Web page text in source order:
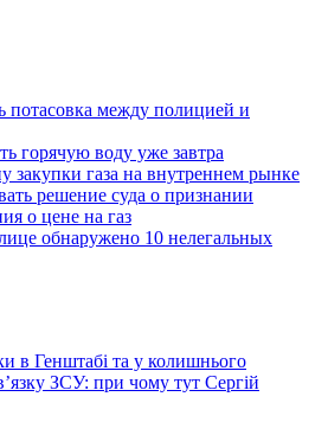
потасовка между полицией и
горячую воду уже завтра
закупки газа на внутреннем рынке
решение суда о признании
о цене на газ
обнаружено 10 нелегальных
в Генштабі та у колишнього
ЗСУ: при чому тут Сергій